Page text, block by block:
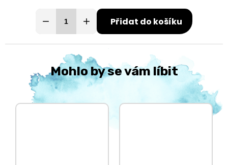
Přidat do košíku
Mohlo by se vám líbit